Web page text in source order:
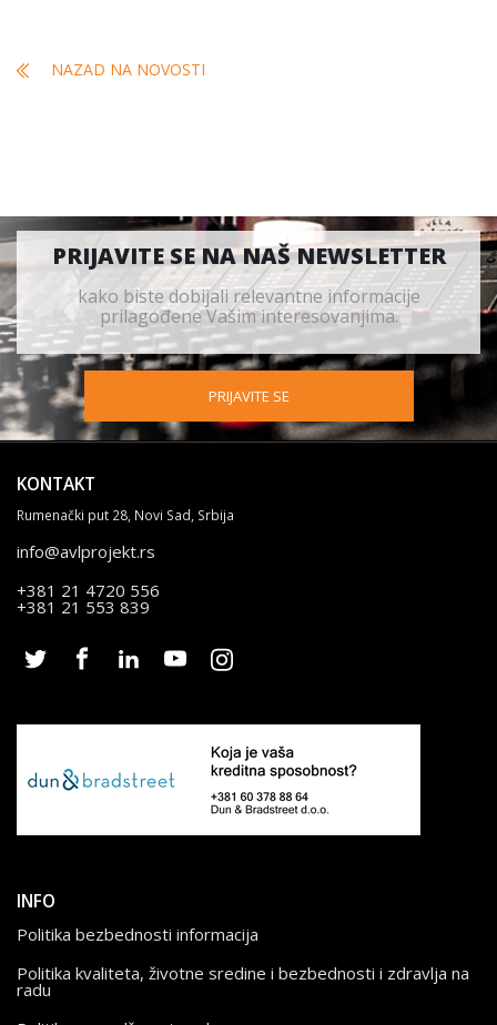
NAZAD NA NOVOSTI
PRIJAVITE SE NA NAŠ NEWSLETTER
kako biste dobijali relevantne informacije
prilagođene Vašim interesovanjima.
PRIJAVITE SE
KONTAKT
Rumenački put 28, Novi Sad, Srbija
info@avlprojekt.rs
+381 21 4720 556
+381 21 553 839
INFO
Politika bezbednosti informacija
Politika kvaliteta, životne sredine i bezbednosti i zdravlja na
radu